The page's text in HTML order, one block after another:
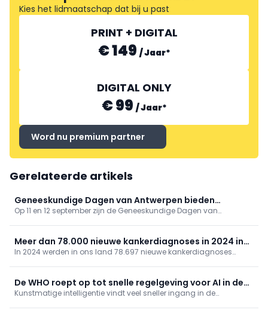
Kies het lidmaatschap dat bij u past
PRINT + DIGITAL
€ 149 /Jaar*
DIGITAL ONLY
€ 99 /Jaar*
Word nu premium partner
Gerelateerde artikels
Geneeskundige Dagen van Antwerpen bieden
gevarieerd programma
Op 11 en 12 september zijn de Geneeskundige Dagen van
nood- en rampgeneeskunde.
Meer dan 78.000 nieuwe kankerdiagnoses in 2024 in
België
In 2024 werden in ons land 78.697 nieuwe kankerdiagnoses
De WHO roept op tot snelle regelgeving voor AI in de
gezondheidszorg
Kunstmatige intelligentie vindt veel sneller ingang in de